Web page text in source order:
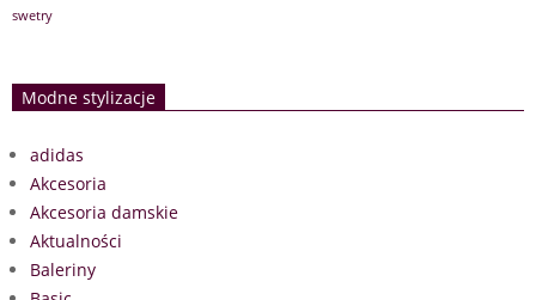
swetry
Modne stylizacje
adidas
Akcesoria
Akcesoria damskie
Aktualności
Baleriny